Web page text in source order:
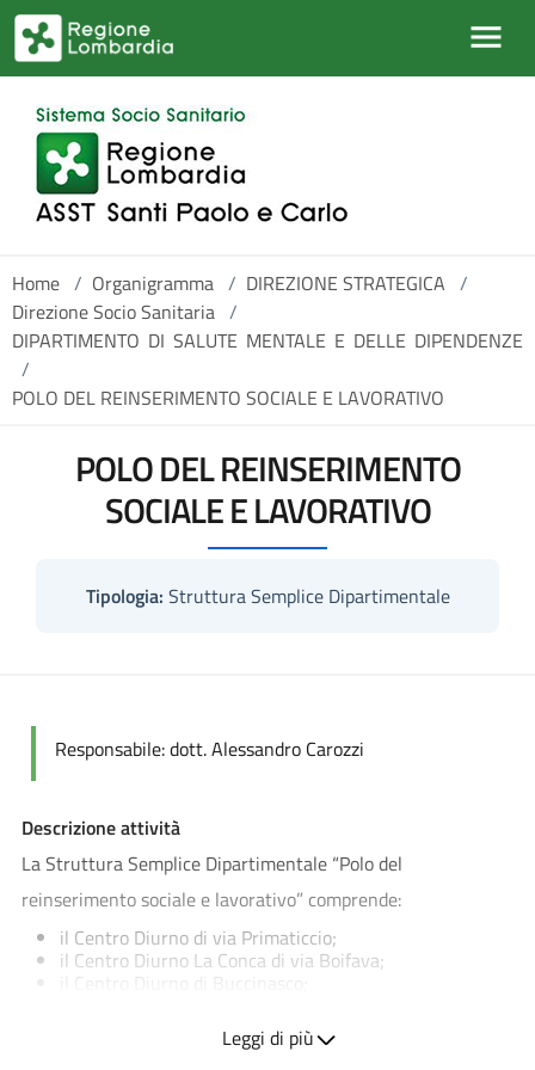
Salta al contenuto principale
Home / Organigramma / DIREZIONE STRATEGICA /
Direzione Socio Sanitaria /
DIPARTIMENTO DI SALUTE MENTALE E DELLE DIPENDENZE
/
POLO DEL REINSERIMENTO SOCIALE E LAVORATIVO
POLO DEL REINSERIMENTO
SOCIALE E LAVORATIVO
Tipologia: Struttura Semplice Dipartimentale
Responsabile: dott. Alessandro Carozzi
Descrizione attività
La Struttura Semplice Dipartimentale “Polo del
reinserimento sociale e lavorativo” comprende:
il Centro Diurno di via Primaticcio;
il Centro Diurno La Conca di via Boifava;
il Centro Diurno di Buccinasco;
Leggi di più